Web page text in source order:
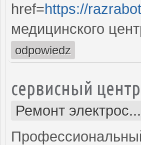
href=https://
медицинского
odpowiedz
сервисный
Ремонт